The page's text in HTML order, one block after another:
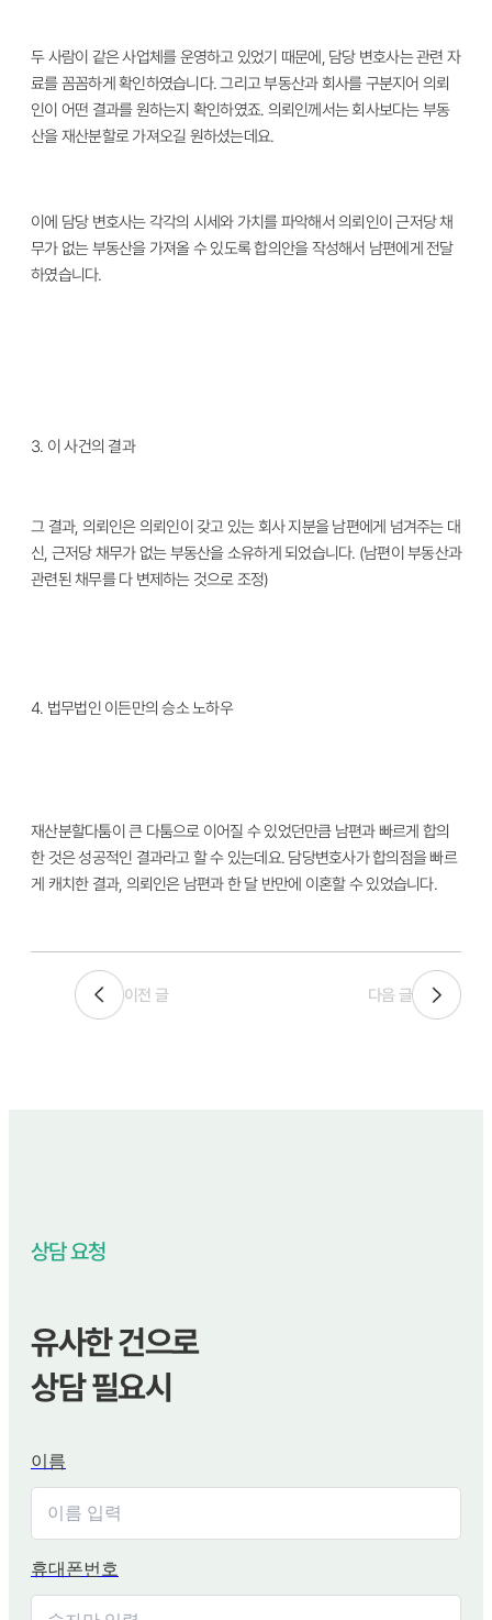
두 사람이 같은 사업체를 운영하고 있었기 때문에, 담당 변호사는 관련 자
료를 꼼꼼하게 확인하였습니다.그리고 부동산과 회사를 구분지어 의뢰
인이 어떤 결과를 원하는지 확인하였죠. 의뢰인께서는 회사보다는 부동
산을 재산분할로 가져오길 원하셨는데요.
이에 담당 변호사는 각각의 시세와 가치를 파악해서 의뢰인이 근저당 채
무가 없는 부동산을 가져올 수 있도록 합의안을 작성해서 남편에게 전달
하였습니다.
3. 이 사건의 결과
그 결과, 의뢰인은 의뢰인이 갖고 있는 회사 지분을 남편에게 넘겨주는 대
신, 근저당 채무가 없는 부동산을 소유하게 되었습니다. (남편이 부동산과
관련된 채무를 다 변제하는 것으로 조정)
4. 법무법인 이든만의 승소 노하우
재산분할다툼이 큰 다툼으로 이어질 수 있었던만큼 남편과 빠르게 합의
한 것은 성공적인 결과라고 할 수 있는데요. 담당변호사가 합의점을 빠르
게 캐치한 결과, 의뢰인은 남편과 한 달 반만에 이혼할 수 있었습니다.
이전 글 다음 글
상담 요청
유사한 건으로
상담 필요시
이름
휴대폰번호